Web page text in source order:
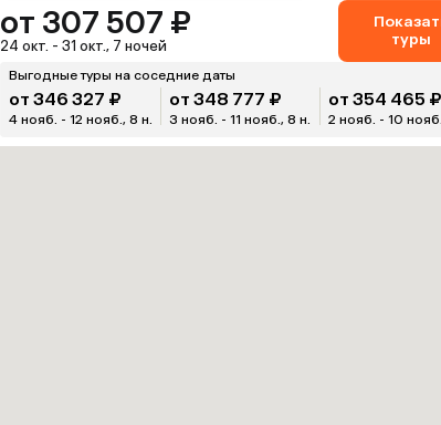
от 307 507 ₽
24 окт. - 31 окт., 7 ночей
туры
Выгодные туры на соседние даты
от 346 327 ₽
4 нояб. - 12 нояб., 8 н.
от 348 777 ₽
3 нояб. - 11 нояб., 8 н.
от 354 465 ₽
2 нояб. - 10